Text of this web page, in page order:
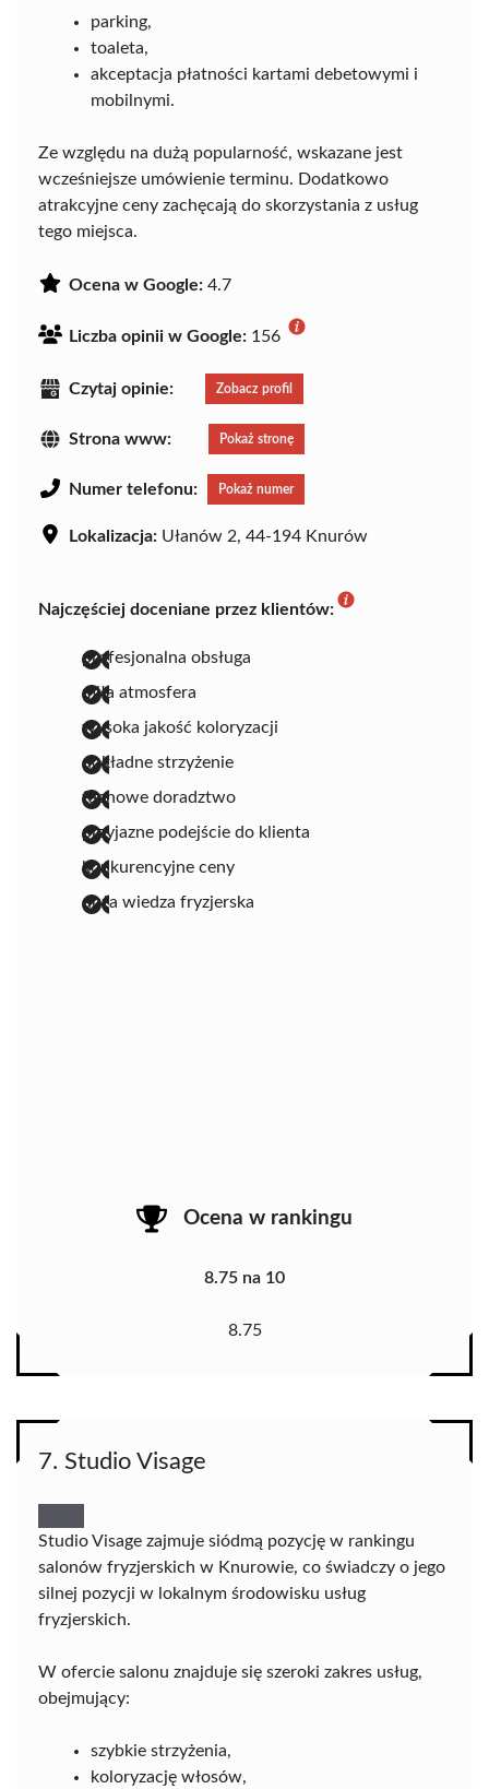
parking,
toaleta,
akceptacja płatności kartami debetowymi i
mobilnymi.
Ze względu na dużą popularność, wskazane jest
wcześniejsze umówienie terminu. Dodatkowo
atrakcyjne ceny zachęcają do skorzystania z usług
tego miejsca.
Ocena w Google: 4.7
Liczba opinii w Google: 156
Czytaj opinie: Zobacz profil
Strona www: Pokaż stronę
Numer telefonu: Pokaż numer
Lokalizacja: Ułanów 2, 44-194 Knurów
Najczęściej doceniane przez klientów:
profesjonalna obsługa
miła atmosfera
wysoka jakość koloryzacji
dokładne strzyżenie
fachowe doradztwo
przyjazne podejście do klienta
konkurencyjne ceny
duża wiedza fryzjerska
Ocena w rankingu
8.75 na 10
8.75
7. Studio Visage
Studio Visage zajmuje siódmą pozycję w rankingu
salonów fryzjerskich w Knurowie, co świadczy o jego
silnej pozycji w lokalnym środowisku usług
fryzjerskich.
W ofercie salonu znajduje się szeroki zakres usług,
obejmujący:
szybkie strzyżenia,
koloryzację włosów,